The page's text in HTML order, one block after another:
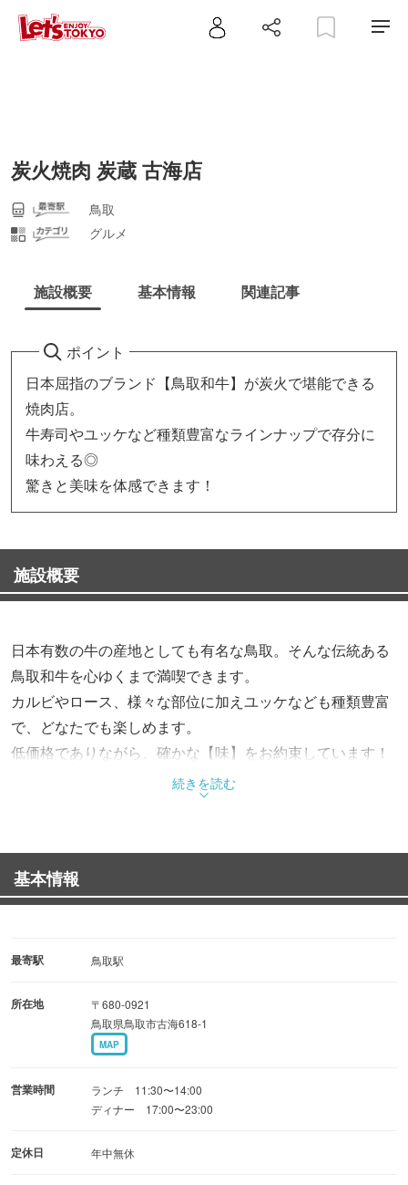
炭火焼肉 炭蔵 古海店
鳥取
グルメ
施設概要 基本情報 関連記事
ポイント
日本屈指のブランド【鳥取和牛】が炭火で堪能できる
焼肉店。
牛寿司やユッケなど種類豊富なラインナップで存分に
味わえる◎
驚きと美味を体感できます！
施設概要
日本有数の牛の産地としても有名な鳥取。そんな伝統ある
鳥取和牛を心ゆくまで満喫できます。
カルビやロース、様々な部位に加えユッケなども種類豊富
で、どなたでも楽しめます。
低価格でありながら、確かな【味】をお約束しています！
当店のお料理は職人が「牛」を美味しく食べるために凝ら
経験が詰まっています。鳥取県産白ネギをパンチの効いた
タレであえた特製ネギダレを
使用した「ネギ塩タン」はジューシーな味わい。とろける
シャリに出汁を利かせた逸品！新鮮だからこそお肉の旨味
大切な日に大切な人と、当店で素敵なひと時を過ごしませ
お肉屋さんならではのサプライズもご用意しています♪
デザートのプレートにはデコレーションも◎
続きを読む
基本情報
最寄駅 鳥取駅
所在地
〒680-0921
鳥取県鳥取市古海618-1
MAP
営業時間
ランチ 11:30〜14:00
ディナー 17:00〜23:00
定休日 年中無休